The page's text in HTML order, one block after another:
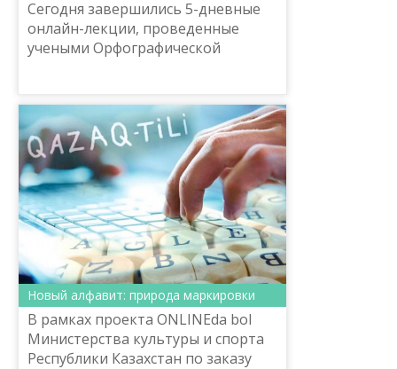
Сегодня завершились 5-дневные
онлайн-лекции, проведенные
учеными Орфографической
письменности на новый
латинографичн...
Новый алфавит: природа маркировки
В рамках проекта ONLINEda bol
Министерства культуры и спорта
Республики Казахстан по заказу